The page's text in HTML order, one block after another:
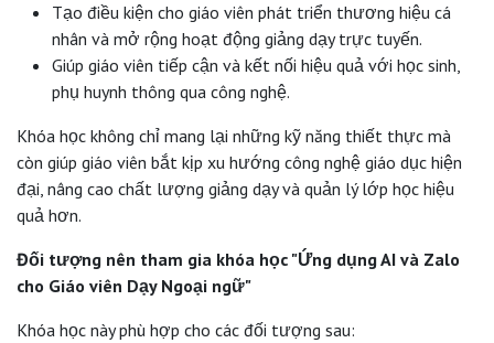
Tạo điều kiện cho giáo viên phát triển thương hiệu cá
nhân và mở rộng hoạt động giảng dạy trực tuyến.
Giúp giáo viên tiếp cận và kết nối hiệu quả với học sinh,
phụ huynh thông qua công nghệ.
Khóa học không chỉ mang lại những kỹ năng thiết thực mà
còn giúp giáo viên bắt kịp xu hướng công nghệ giáo dục hiện
đại, nâng cao chất lượng giảng dạy và quản lý lớp học hiệu
quả hơn.
Đối tượng nên tham gia khóa học "Ứng dụng AI và Zalo
cho Giáo viên Dạy Ngoại ngữ"
Khóa học này phù hợp cho các đối tượng sau: